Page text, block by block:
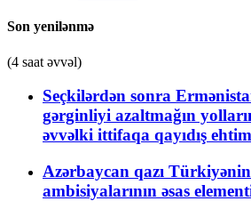
Son yenilənmə
(4 saat əvvəl)
Seçkilərdən sonra
gərginliyi azaltmağın
əvvəlki ittifaqa qayıdış
Azərbaycan qazı
ambisiyalarının əsas